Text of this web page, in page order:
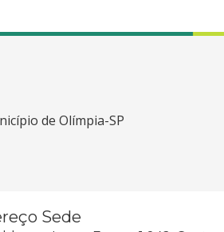
de Olímpia-SP
Sede